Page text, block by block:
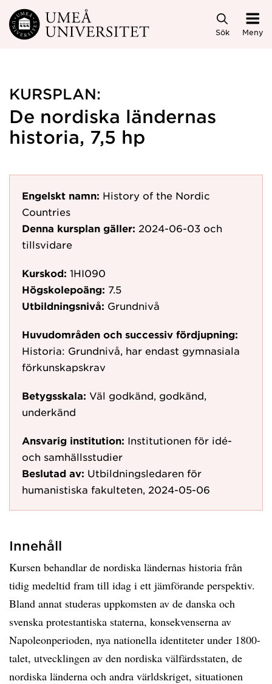
Hoppa direkt till innehållet
Sök Meny
KURSPLAN:
De nordiska ländernas
historia, 7,5 hp
Engelskt namn: History of the Nordic
Countries
Denna kursplan gäller: 2024-06-03 och
tillsvidare
Kurskod: 1HI090
Högskolepoäng: 7.5
Utbildningsnivå: Grundnivå
Huvudområden och successiv fördjupning:
Historia: Grundnivå, har endast gymnasiala
förkunskapskrav
Betygsskala: Väl godkänd, godkänd,
underkänd
Ansvarig institution: Institutionen för idé-
och samhällsstudier
Beslutad av: Utbildningsledaren för
humanistiska fakulteten, 2024-05-06
Innehåll
Kursen behandlar de nordiska ländernas historia från
tidig medeltid fram till idag i ett jämförande perspektiv.
Bland annat studeras uppkomsten av de danska och
svenska protestantiska staterna, konsekvenserna av
Napoleonperioden, nya nationella identiteter under 1800-
talet, utvecklingen av den nordiska välfärdsstaten, de
nordiska länderna och andra världskriget, situationen